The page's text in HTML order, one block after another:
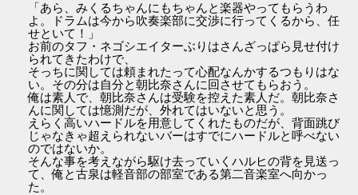
「あら、みくるちゃんにもちゃんと楽器やってもらうわ
よ。ドラムは今から吹奏楽部に交渉に行ってくるから、任
せといて！」
お前のタフ・ネゴシエイターぶりはさんざっぱら見せ付け
られてきたわけで、
そっちに関しては頼まれたって心配なんかするつもりはな
い。その分は自分と朝比奈さんに回させてもらおう。
俺は素人で、朝比奈さんは受験を控えた素人だ。朝比奈さ
んに関しては憶測だが、外れてはいないと思う。
えらく高いハードルを用意してくれたものだが、背面跳び
じゃなきゃ超えられないバーはすでにハードルと呼べない
のではないか。
そんな事を考えながら駆け去っていくハルヒの背を見送っ
て、俺と古泉は軽音部の部室である第二音楽室へ向かっ
た。